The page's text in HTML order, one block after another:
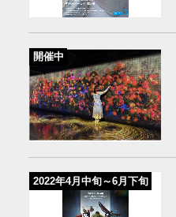
開催中
2022年4月中旬～6月下旬